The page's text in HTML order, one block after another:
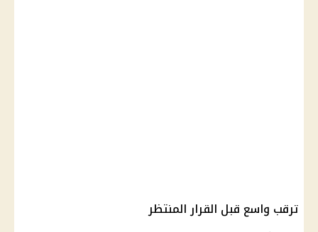
ترقب واسع قبل القرار المنتظر